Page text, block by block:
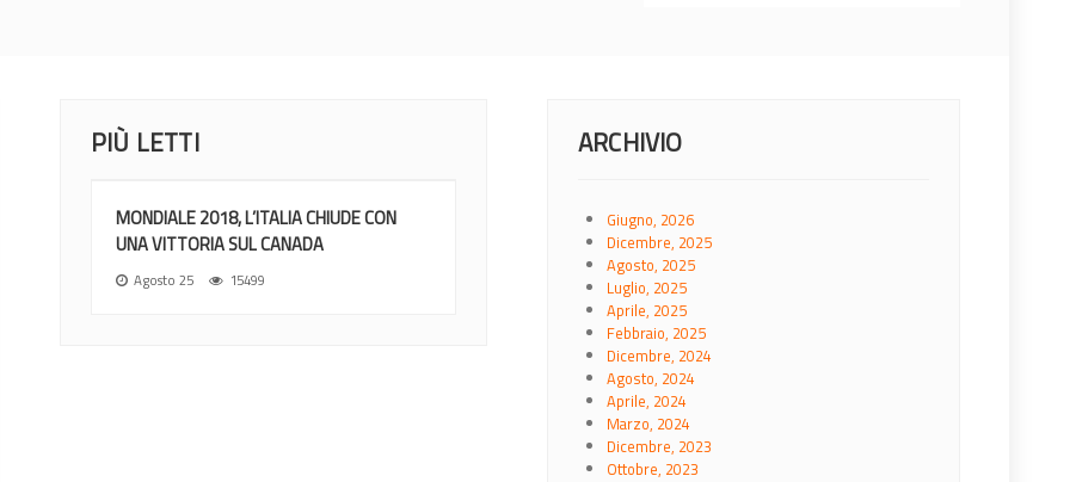
PIÙ LETTI
MONDIALE 2018, L’ITALIA CHIUDE CON
UNA VITTORIA SUL CANADA
Agosto 25 15499
ARCHIVIO
Giugno, 2026
Dicembre, 2025
Agosto, 2025
Luglio, 2025
Aprile, 2025
Febbraio, 2025
Dicembre, 2024
Agosto, 2024
Aprile, 2024
Marzo, 2024
Dicembre, 2023
Ottobre, 2023